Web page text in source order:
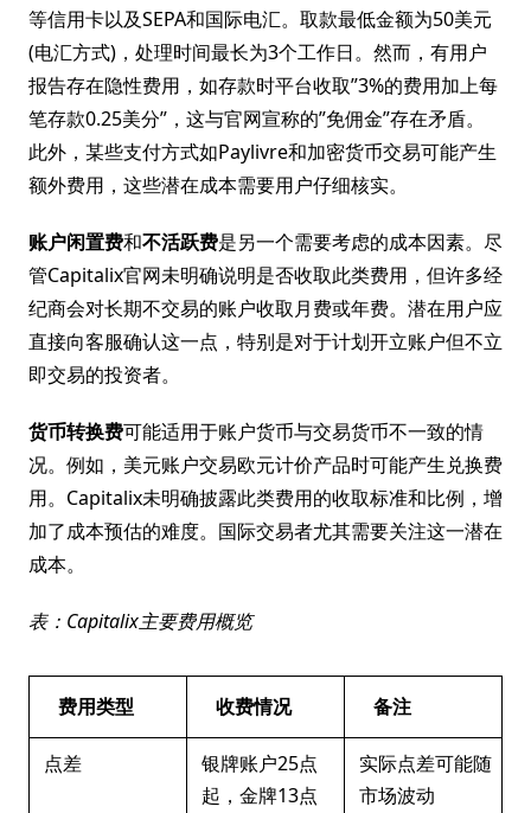
等信用卡以及SEPA和国际电汇。取款最低金额为50美元
(电汇方式)，处理时间最长为3个工作日。然而，有用户
报告存在隐性费用，如存款时平台收取”3%的费用加上每
笔存款0.25美分”，这与官网宣称的”免佣金”存在矛盾。
此外，某些支付方式如Paylivre和加密货币交易可能产生
额外费用，这些潜在成本需要用户仔细核实。
账户闲置费和不活跃费是另一个需要考虑的成本因素。尽
管Capitalix官网未明确说明是否收取此类费用，但许多经
纪商会对长期不交易的账户收取月费或年费。潜在用户应
直接向客服确认这一点，特别是对于计划开立账户但不立
即交易的投资者。
货币转换费可能适用于账户货币与交易货币不一致的情
况。例如，美元账户交易欧元计价产品时可能产生兑换费
用。Capitalix未明确披露此类费用的收取标准和比例，增
加了成本预估的难度。国际交易者尤其需要关注这一潜在
成本。
表：Capitalix主要费用概览
费用类型 收费情况 备注
点差
银牌账户25点
起，金牌13点
实际点差可能随
市场波动